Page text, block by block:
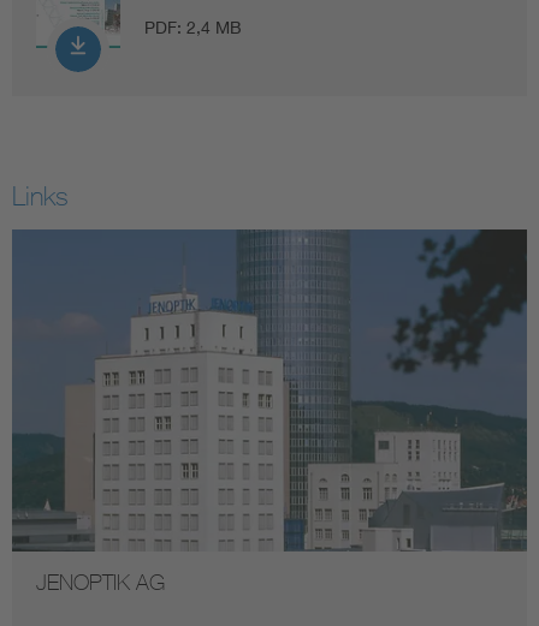
Energy storage
PDF: 2,4 MB
Links
JENOPTIK AG